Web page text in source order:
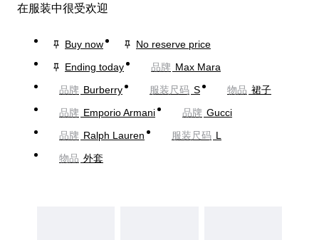
在服装中很受欢迎
Buy now
No reserve price
Ending today
品牌 Max Mara
品牌 Burberry 服装尺码 S 物品 裙子
品牌 Emporio Armani 品牌 Gucci
品牌 Ralph Lauren 服装尺码 L
物品 外套